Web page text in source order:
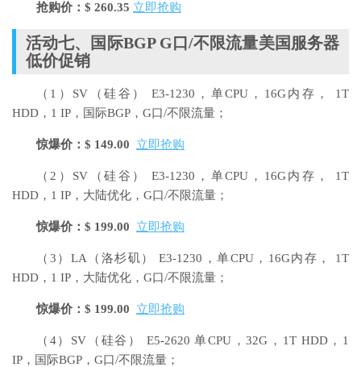
抢购价：$ 260.35 立即抢购
活动七、国际BGP G口/不限流量美国服务器
低价促销
（1）SV（硅谷）
E3-1230，单CPU，16G内存， 1T
HDD，1 IP，国际BGP，G口/不限流量；
惊爆价：$ 149.00 立即抢购
（2）SV（硅谷） E3-1230，单CPU，16G内存， 1T
HDD，1 IP，大陆优化，G口/不限流量；
惊爆价：$ 199.00 立即抢购
（3）LA（洛杉矶）
E3-1230，单CPU，16G内存， 1T
HDD，1 IP，大陆优化，G口/不限流量；
惊爆价：$ 199.00 立即抢购
（4）SV（硅谷）
E5-2620 单CPU，32G，1T HDD，1
IP，国际BGP，G口/不限流量；